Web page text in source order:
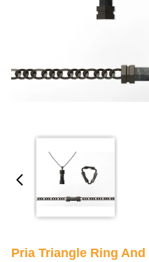
Pria Triangle Ring